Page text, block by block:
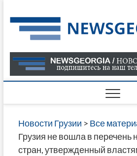
to
content
Новости Грузии > Все
Грузия не вошла в перечень
стран, утвержденный